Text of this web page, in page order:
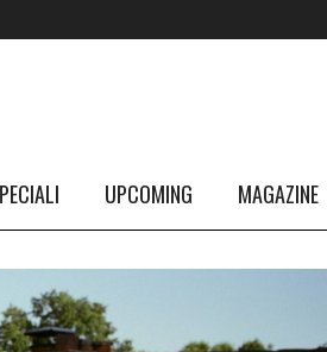
UPCOMING MAGAZINE